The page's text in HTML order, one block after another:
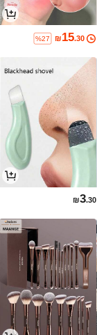
₪15.30
%27
₪3.30